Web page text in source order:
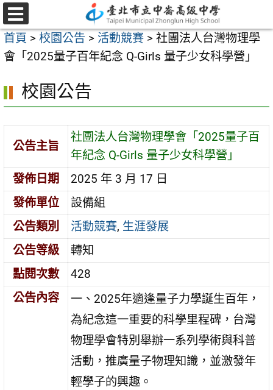
跳
至
主
要
容
選
單
首頁 > 校園公告 > 活動競賽 > 社團法人台灣物理學
會「2025量子百年紀念 Q-Girls 量子少女科學營」
校園公告
公告主旨
社團法人台灣物理學會「2025量子百
年紀念 Q-Girls 量子少女科學營」
發佈日期
2025 年 3 月 17 日
發佈單位
設備組
公告類別
活動競賽, 生涯發展
公告等級
轉知
點閱次數
428
公告內容
一、2025年適逢量子力學誕生百年，
為紀念這一重要的科學里程碑，台灣
物理學會特別舉辦一系列學術與科普
活動，推廣量子物理知識，並激發年
輕學子的興趣。